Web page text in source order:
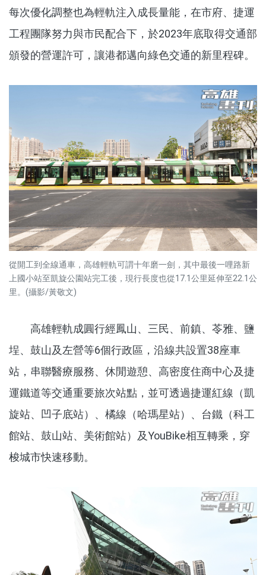
每次優化調整也為輕軌注入成長量能，在市府、捷運
工程團隊努力與市民配合下，於2023年底取得交通部
頒發的營運許可，讓港都邁向綠色交通的新里程碑。
從開工到全線通車，高雄輕軌可謂十年磨一劍，其中最後一哩路新
上國小站至凱旋公園站完工後，現行長度也從17.1公里延伸至22.1公
里。(攝影/黃敬文)
高雄輕軌成圓行經鳳山、三民、前鎮、苓雅、鹽
埕、鼓山及左營等6個行政區，沿線共設置38座車
站，串聯醫療服務、休閒遊憩、高密度住商中心及捷
運鐵道等交通重要旅次站點，並可透過捷運紅線（凱
旋站、凹子底站）、橘線（哈瑪星站）、台鐵（科工
館站、鼓山站、美術館站）及YouBike相互轉乘，穿
梭城市快速移動。